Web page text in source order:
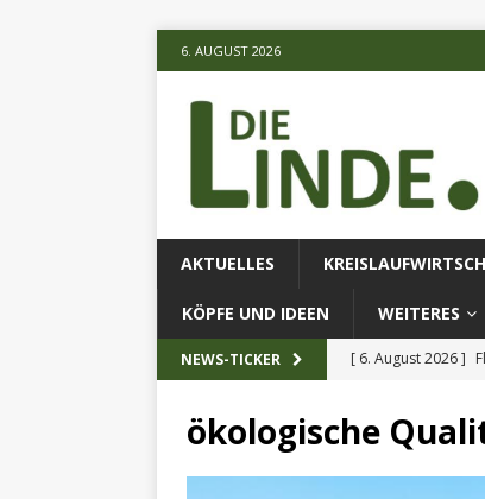
6. AUGUST 2026
AKTUELLES
KÖPFE UND IDEEN WEITERES
NEWS-TICKER [ 6. August 2026 ]
AKTUELLES
[ 6. August 2026 ]
ökologische